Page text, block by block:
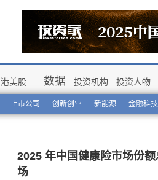
上市公司 创新创业 新能源 金融科技
港美股 数据 投资机构 投资人物
2025 年中国健康险市场份
场